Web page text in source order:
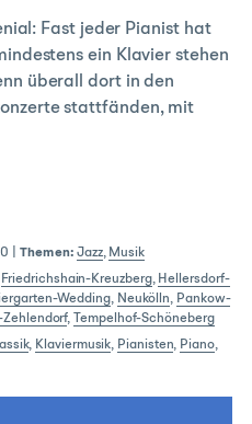
Fast jeder Pianist hat
ein Klavier stehen
überall dort in den
stattfänden, mit
|Themen: Jazz, Musik
Friedrichshain-Kreuzberg, Hellersdorf-
Wedding, Neukölln, Pankow-
Zehlendorf,
Tempelhof-Schöneberg
, Klaviermusik, Pianisten, Piano,